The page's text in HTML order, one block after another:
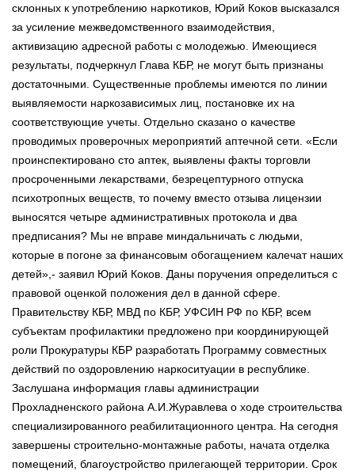
склонных к употреблению наркотиков, Юрий Коков высказался
за усиление межведомственного взаимодействия,
активизацию адресной работы с молодежью. Имеющиеся
результаты, подчеркнул Глава КБР, не могут быть признаны
достаточными. Существенные проблемы имеются по линии
выявляемости наркозависимых лиц, постановке их на
соответствующие учеты. Отдельно сказано о качестве
проводимых проверочных мероприятий аптечной сети. «Если
проинспектировано сто аптек, выявлены факты торговли
просроченными лекарствами, безрецептурного отпуска
психотропных веществ, то почему вместо отзыва лицензии
выносятся четыре административных протокола и два
предписания? Мы не вправе миндальничать с людьми,
которые в погоне за финансовым обогащением калечат наших
детей»,- заявил Юрий Коков. Даны поручения определиться с
правовой оценкой положения дел в данной сфере.
Правительству КБР, МВД по КБР, УФСИН РФ по КБР, всем
субъектам профилактики предложено при координирующей
роли Прокуратуры КБР разработать Программу совместных
действий по оздоровлению наркоситуации в республике.
Заслушана информация главы администрации
Прохладненского района А.И.Журавлева о ходе строительства
специализированного реабилитационного центра. На сегодня
завершены строительно-монтажные работы, начата отделка
помещений, благоустройство прилегающей территории. Срок